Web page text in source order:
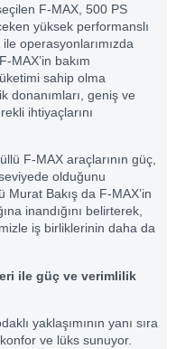
F-MAX, 500 PS
yüksek performanslı
operasyonlarımızda
MAX’in bakım
sahip olma
donanımları, geniş ve
ihtiyaçlarını
F-MAX araçlarının güç,
olduğunu
Bakış da F-MAX’in
inandığını belirterek,
iş birliklerinin daha da
ile güç ve verimlilik
yaklaşımının yanı sıra
ve lüks sunuyor.